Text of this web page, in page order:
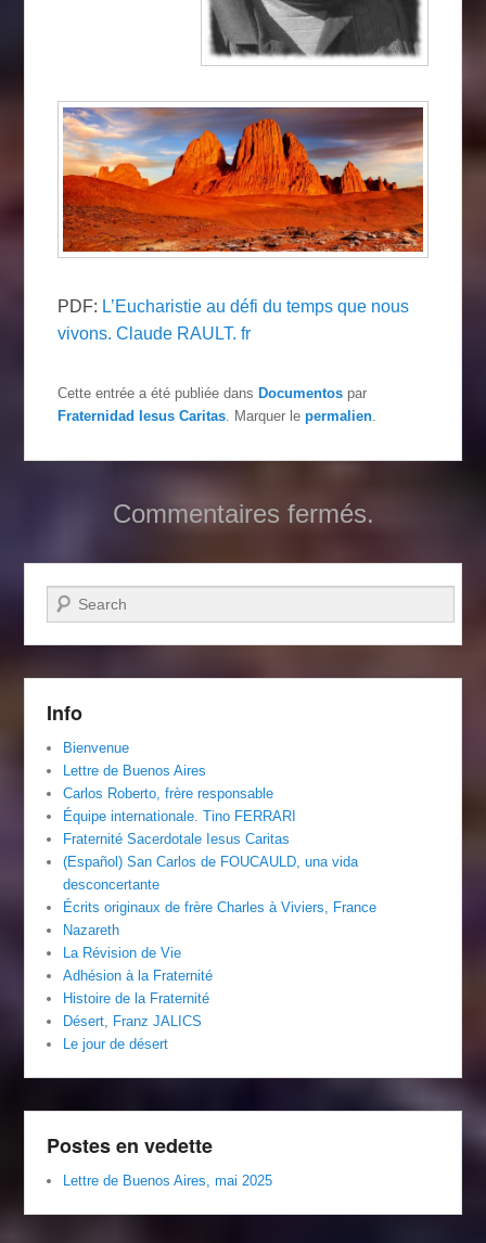
PDF: L’Eucharistie au défi du temps que nous
vivons. Claude RAULT. fr
Cette entrée a été publiée dansDocumentos par
Fraternidad Iesus Caritas . Marquer lepermalien
Commentaires fermés.
Recherche
Info
Bienvenue
Lettre de Buenos Aires
Carlos Roberto, frère responsable
Équipe internationale. Tino FERRARI
Fraternité Sacerdotale Iesus Caritas
(Español) San Carlos de FOUCAULD, una vida
desconcertante
Écrits originaux de frère Charles à Viviers, France
Nazareth
La Révision de Vie
Adhésion à la Fraternité
Histoire de la Fraternité
Désert, Franz JALICS
Le jour de désert
Postes en vedette
Lettre de Buenos Aires, mai 2025